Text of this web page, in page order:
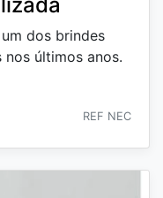
dos brindes
últimos anos.
REF NEC